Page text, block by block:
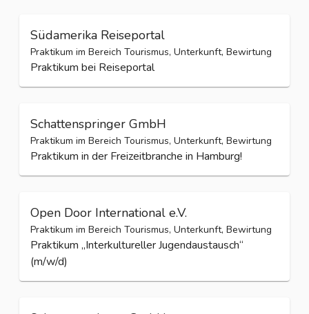
Südamerika Reiseportal
Praktikum im Bereich Tourismus, Unterkunft, Bewirtung
Praktikum bei Reiseportal
Schattenspringer GmbH
Praktikum im Bereich Tourismus, Unterkunft, Bewirtung
Praktikum in der Freizeitbranche in Hamburg!
Open Door International e.V.
Praktikum im Bereich Tourismus, Unterkunft, Bewirtung
Praktikum „Interkultureller Jugendaustausch“
(m/w/d)